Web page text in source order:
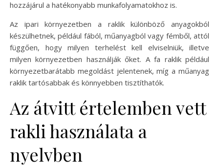
hozzájárul a hatékonyabb munkafolyamatokhoz is.
Az ipari környezetben a raklik különböző anyagokból
készülhetnek, például fából, műanyagból vagy fémből, attól
függően, hogy milyen terhelést kell elviselniük, illetve
milyen környezetben használják őket. A fa raklik például
környezetbarátabb megoldást jelentenek, míg a műanyag
raklik tartósabbak és könnyebben tisztíthatók.
Az átvitt értelemben vett
rakli használata a
nyelvben